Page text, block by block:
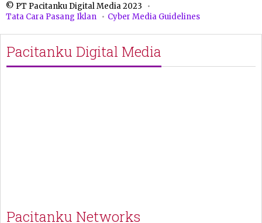
© PT Pacitanku Digital Media 2023
Tata Cara Pasang Iklan
Cyber Media Guidelines
Pacitanku Digital Media
Pacitanku Networks